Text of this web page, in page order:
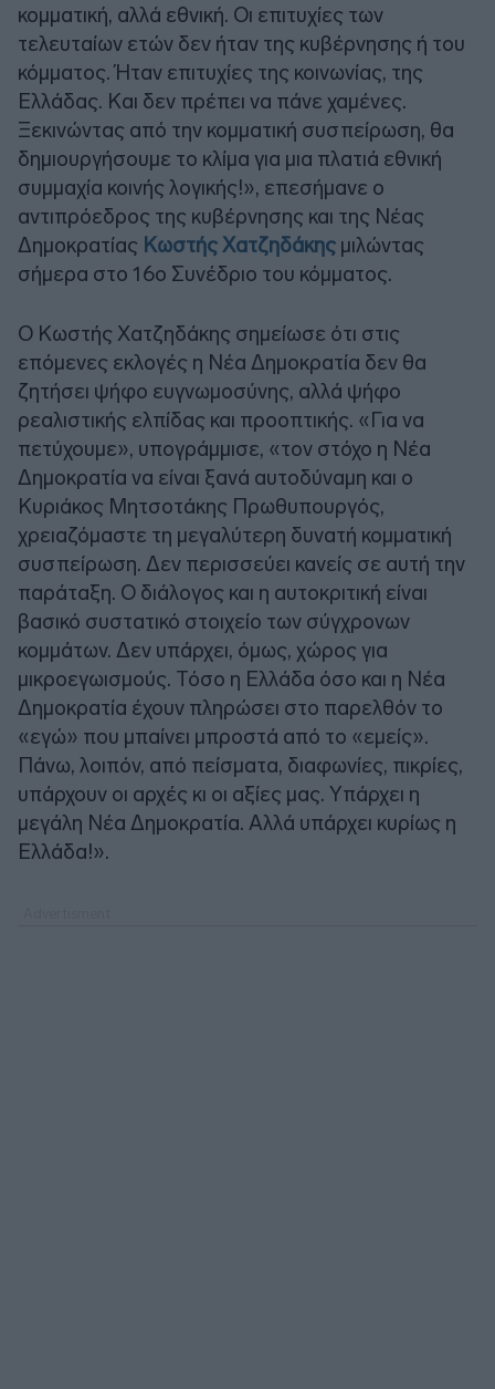
κομματική, αλλά εθνική. Οι επιτυχίες των
τελευταίων ετών δεν ήταν της κυβέρνησης ή του
κόμματος. Ήταν επιτυχίες της κοινωνίας, της
Ελλάδας. Και δεν πρέπει να πάνε χαμένες.
Ξεκινώντας από την κομματική συσπείρωση, θα
δημιουργήσουμε το κλίμα για μια πλατιά εθνική
συμμαχία κοινής λογικής!», επεσήμανε ο
αντιπρόεδρος της κυβέρνησης και της Νέας
Δημοκρατίας Κωστής Χατζηδάκης μιλώντας
σήμερα στο 16ο Συνέδριο του κόμματος.
Ο Kωστής Χατζηδάκης σημείωσε ότι στις
επόμενες εκλογές η Νέα Δημοκρατία δεν θα
ζητήσει ψήφο ευγνωμοσύνης, αλλά ψήφο
ρεαλιστικής ελπίδας και προοπτικής. «Για να
πετύχουμε», υπογράμμισε, «τον στόχο η Νέα
Δημοκρατία να είναι ξανά αυτοδύναμη και ο
Κυριάκος Μητσοτάκης Πρωθυπουργός,
χρειαζόμαστε τη μεγαλύτερη δυνατή κομματική
συσπείρωση. Δεν περισσεύει κανείς σε αυτή την
παράταξη. Ο διάλογος και η αυτοκριτική είναι
βασικό συστατικό στοιχείο των σύγχρονων
κομμάτων. Δεν υπάρχει, όμως, χώρος για
μικροεγωισμούς. Τόσο η Ελλάδα όσο και η Νέα
Δημοκρατία έχουν πληρώσει στο παρελθόν το
«εγώ» που μπαίνει μπροστά από το «εμείς».
Πάνω, λοιπόν, από πείσματα, διαφωνίες, πικρίες,
υπάρχουν οι αρχές κι οι αξίες μας. Υπάρχει η
μεγάλη Νέα Δημοκρατία. Αλλά υπάρχει κυρίως η
Ελλάδα!».